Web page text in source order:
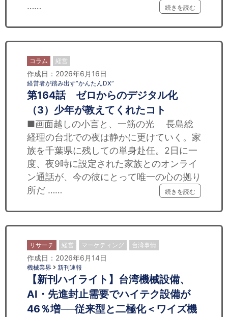
……
続きを読む
コラム 経営
作成日：2026年6月16日
経営者が踏み出す”かんたんDX”
第164話 ゼロからのデジタル化
（3）少年が教えてくれたコト
■画面越しの小言と、一筋の光 長島総
経理の台北での夜は静かに更けていく。家
族を千葉県に残しての単身赴任。2日に一
度、夜9時に設定された家族とのオンライ
ン通話が、今の彼にとって唯一の心の拠り
所だ ……
続きを読む
リサーチ 経営 マーケティング 台湾事情
作成日：2026年6月14日
機械業界 新刊速報
【新刊ハイライト】台湾機械設備、
AI・先進封止需要でハイテク設備が
46％増──従来型と二極化＜ワイズ機